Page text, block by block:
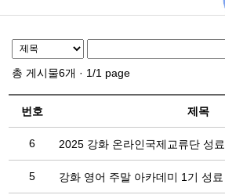
총 게시물6개 · 1/1 page
번호 제목
6 2025 강화 온라인국제교류단 성료
5 강화 영어 주말 아카데미 1기 성료